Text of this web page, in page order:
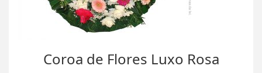
Coroa de Flores Luxo Rosa